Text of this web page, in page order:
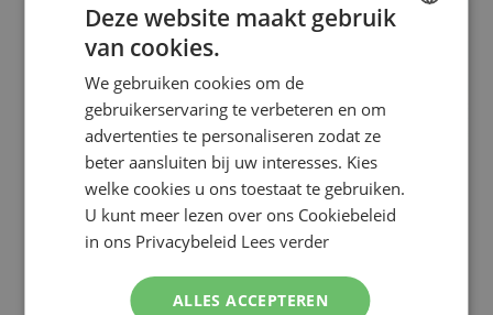
GILLETTE VENUS WOMEN APPARAAT +
Incl. Btw
€ 13,49
GILLETTE
GILLETTE VENUS 16 SCHEERMESJES
NU:Special
Price
€ 29,49Incl. Btw
( ADVIESPRIJS € 54,98
Deze website maakt gebruik
van cookies.
We gebruiken cookies om de
gebruikerservaring te verbeteren en om
advertenties te personaliseren zodat ze
beter aansluiten bij uw interesses. Kies
welke cookies u ons toestaat te gebruiken.
U kunt meer lezen over ons Cookiebeleid
in ons Privacybeleid Lees verder
ALLES ACCEPTEREN